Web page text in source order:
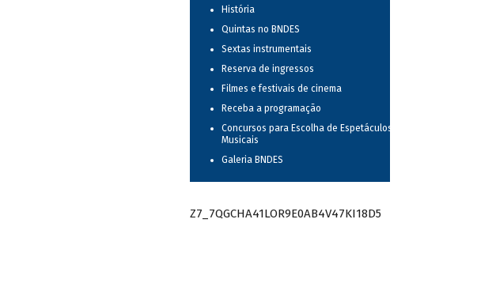
História
Quintas no BNDES
Sextas instrumentais
Reserva de ingressos
Filmes e festivais de cinema
Receba a programação
Concursos para Escolha de Espetáculos
Musicais
Galeria BNDES
Z7_7QGCHA41LOR9E0AB4V47KI18D5